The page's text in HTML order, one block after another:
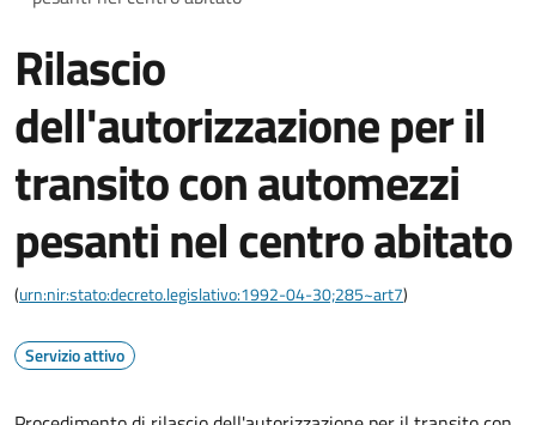
Rilascio
dell'autorizzazione per il
transito con automezzi
pesanti nel centro abitato
(urn:nir:stato:decreto.legislativo:1992-04-30;285~art7)
Servizio attivo